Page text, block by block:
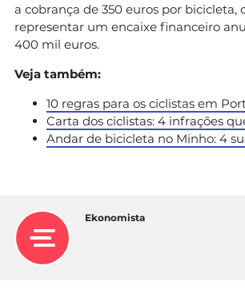
a cobrança de 350 euros por bicicleta,
representar um encaixe financeiro
400 mil euros.
Veja também:
10 regras para os ciclistas em
Carta dos ciclistas: 4 infrações
Andar de bicicleta no Minho: 4
Ekonomista